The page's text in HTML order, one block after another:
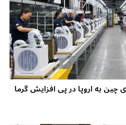
به اروپا در پی افزایش گرما